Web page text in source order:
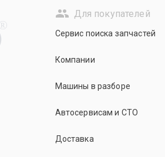
R
Для покупателей
Сервис поиска запчастей
Компании
Машины в разборе
Автосервисам и СТО
Доставка